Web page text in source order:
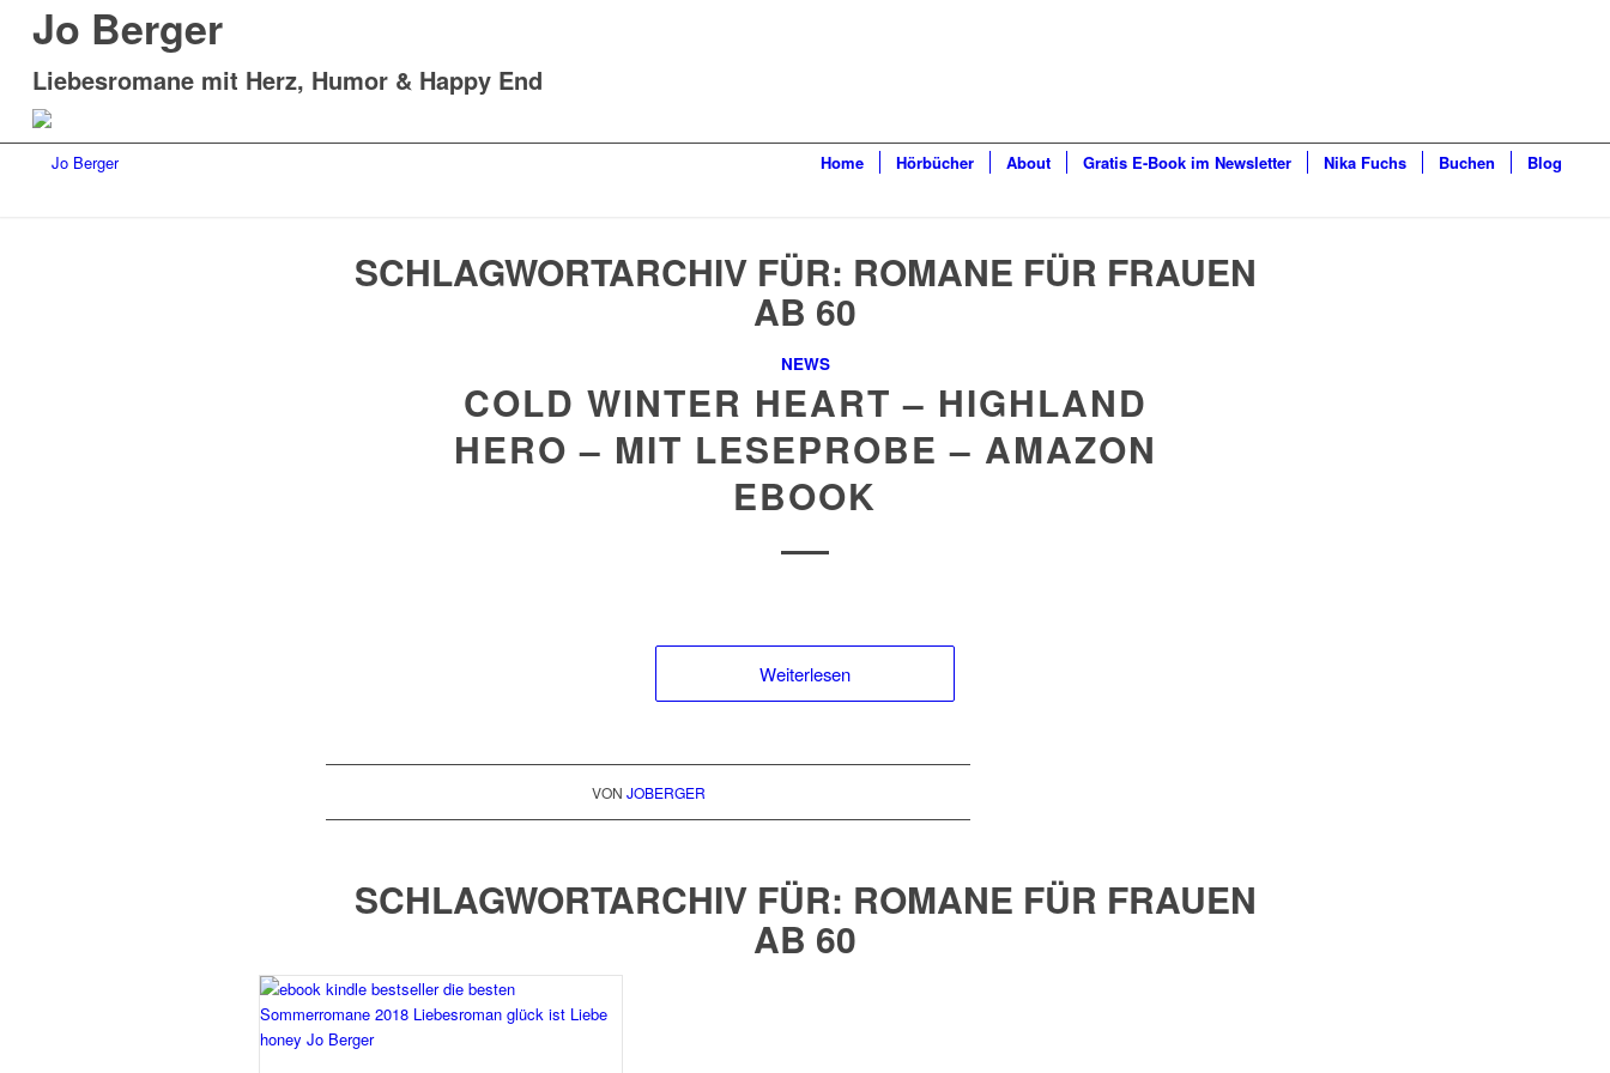
Jo Berger
Liebesromane mit Herz, Humor & Happy End
Home Hörbücher About Gratis E-Book im Newsletter Nika Fuchs Buchen Blog
SCHLAGWORTARCHIV FÜR: ROMANE FÜR FRAUEN
AB 60
NEWS
COLD WINTER HEART – HIGHLAND
HERO – MIT LESEPROBE – AMAZON
EBOOK
Weiterlesen
VON JOBERGER
SCHLAGWORTARCHIV FÜR: ROMANE FÜR FRAUEN
AB 60